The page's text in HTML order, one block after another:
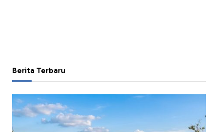
Berita Terbaru